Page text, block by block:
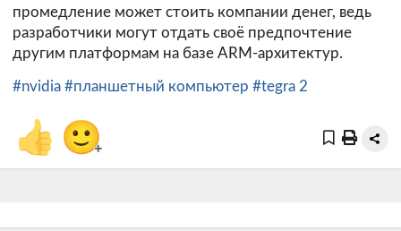
промедление может стоить компании денег, ведь
разработчики могут отдать своё предпочтение
другим платформам на базе ARM-архитектур.
#nvidia #планшетный компьютер #tegra 2
👍 🙂+